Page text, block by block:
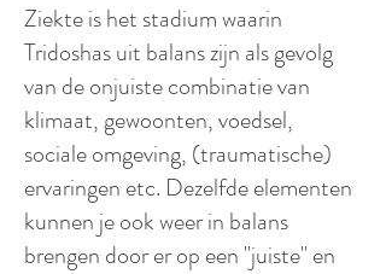
Ziekte is het stadium waarin
Tridoshas uit balans zijn als gevolg
van de onjuiste combinatie van
klimaat, gewoonten, voedsel,
sociale omgeving, (traumatische)
ervaringen etc. Dezelfde elementen
kunnen je ook weer in balans
brengen door er op een "juiste" en